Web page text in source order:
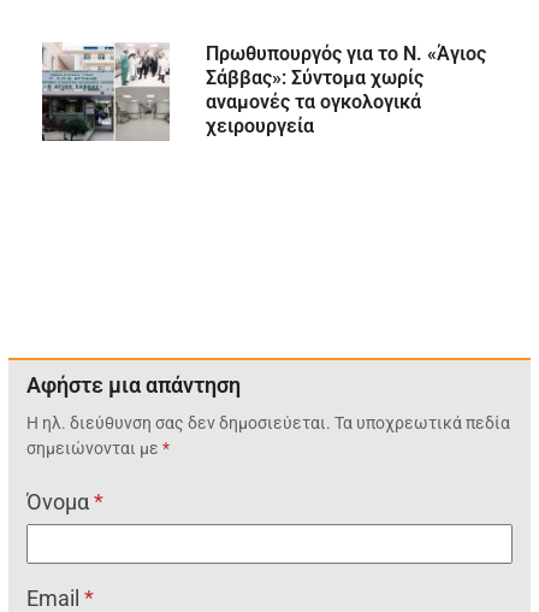
Πρωθυπουργός για το Ν. «Άγιος
Σάββας»: Σύντομα χωρίς
αναμονές τα ογκολογικά
χειρουργεία
Αφήστε μια απάντηση
Η ηλ. διεύθυνση σας δεν δημοσιεύεται. Τα υποχρεωτικά πεδία
σημειώνονται με*
Όνομα*
Email*